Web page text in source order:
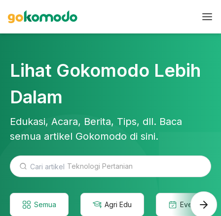
Lihat Gokomodo Lebih
Dalam
Edukasi, Acara, Berita, Tips, dll. Baca
semua artikel Gokomodo di sini.
Teknologi Pertanian
Semua Agri Edu Event